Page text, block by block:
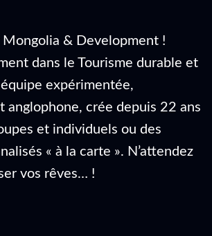
Mongolia & Development !
dans le Tourisme durable et
expérimentée,
anglophone, crée depuis 22 ans
et individuels ou des
« à la carte ». N’attendez
vos rêves… !